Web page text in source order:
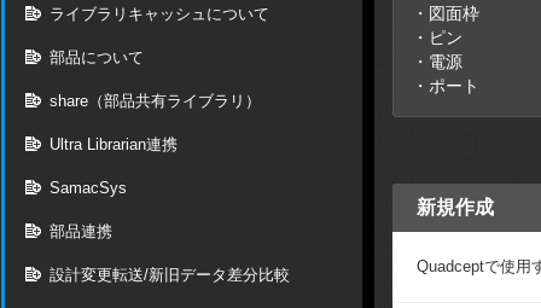
ライブラリキャッシュについて
部品について
share（部品共有ライブラリ）
Ultra Librarian連携
SamacSys
部品連携
設計変更転送/新旧データ差分比較
・図面枠
・ピン
・電源
・ポート
新規作成
Quadceptで使用